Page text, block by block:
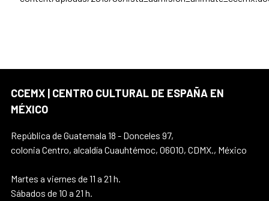
CCEMX | CENTRO CULTURAL DE ESPAÑA EN
MÉXICO
República de Guatemala 18 - Donceles 97,
colonia Centro, alcaldía Cuauhtémoc, 06010, CDMX., México
Martes a viernes de 11 a 21 h.
Sábados de 10 a 21 h.